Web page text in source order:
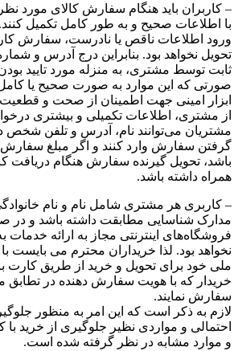
– کاربران باید هنگام سفارش کالای مورد
با اطلاعات صحیح و به طور کامل تکمیل
ورود اطلاعات ناقص یا نادرست، سفارش
تحویل نخواهد بود. بنابراین درج آدرس و
ثابت توسط مشتری، به منزله مورد تایید
صورتی که این موارد به صورت صحیح یا
ابزار امینی جهت اطمینان از صحت و
از مشتری، اطلاعات تکمیلی و بیشتری
مشتریان می‌توانند نام، آدرس و تلفن شخص
گرفتن سفارش وارد کنند و اگر مبلغ
باشد، تحویل گیرنده سفارش هنگام دریافت
همراه داشته باشد.
– کاربری هر مشتری شامل نام و نام
مدارک شناسایی مطابقت داشته باشد و در
فروشگاه‌‌های اینترنتی مجاز به ارائه خدمات
نخواهد بود. لذا خریداران محترم می بایست
ملی خود برای تحویل و خرید از طریق
خریدار که با هویت سفارش دهنده در تطابق
سفارش نمایند.
لازم به ذکر است که این امر به منظور
احتمالی و مواردی نظیر جلوگیری از خرید
و موارد مشابه در نظر گرفته شده است.